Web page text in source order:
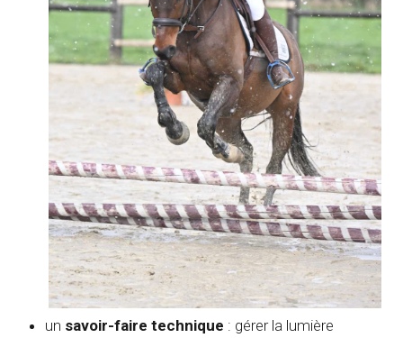
un savoir-faire technique : gérer la lumière